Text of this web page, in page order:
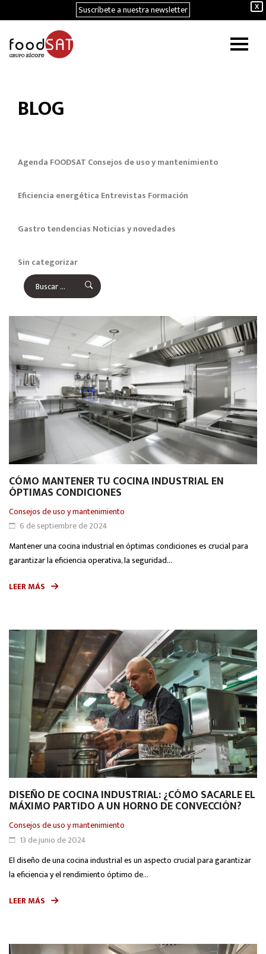
X
Suscríbete a nuestra newsletter
BLOG
Agenda FOODSAT Consejos de uso y mantenimiento
Eficiencia energética Entrevistas Formación
Gastro tendencias Noticias y novedades
Sin categorizar
CÓMO MANTENER TU COCINA INDUSTRIAL EN
ÓPTIMAS CONDICIONES
Consejos de uso y mantenimiento
6 de septiembre de 2024
Mantener una cocina industrial en óptimas condiciones es crucial para
garantizar la eficiencia operativa, la seguridad...
LEER MÁS
DISEÑO DE COCINA INDUSTRIAL: ¿CÓMO SACARLE EL
MÁXIMO PARTIDO A UN HORNO DE CONVECCIÓN?
Consejos de uso y mantenimiento
13 de junio de 2024
El diseño de una cocina industrial es un aspecto crucial para garantizar
la eficiencia y el rendimiento óptimo de...
LEER MÁS